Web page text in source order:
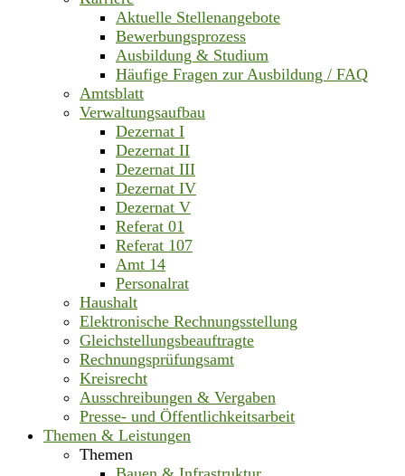
Aktuelle Stellenangebote
Bewerbungsprozess
Ausbildung & Studium
Häufige Fragen zur Ausbildung / FAQ
Amtsblatt
Verwaltungsaufbau
Dezernat I
Dezernat II
Dezernat III
Dezernat IV
Dezernat V
Referat 01
Referat 107
Amt 14
Personalrat
Haushalt
Elektronische Rechnungsstellung
Gleichstellungsbeauftragte
Rechnungsprüfungsamt
Kreisrecht
Ausschreibungen & Vergaben
Presse- und Öffentlichkeitsarbeit
Themen & Leistungen
Themen